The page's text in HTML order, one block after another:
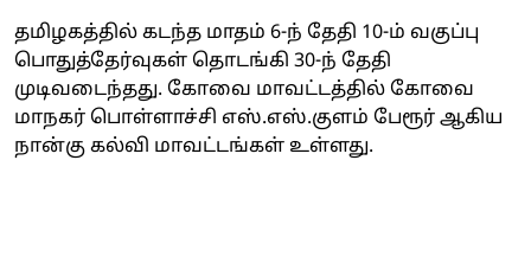
தமிழகத்தில் கடந்த மாதம் 6-ந் தேதி 10-ம் வகுப்பு
பொதுத்தேர்வுகள் தொடங்கி 30-ந் தேதி
முடிவடைந்தது. கோவை மாவட்டத்தில் கோவை
மாநகர் பொள்ளாச்சி எஸ்.எஸ்.குளம் பேரூர் ஆகிய
நான்கு கல்வி மாவட்டங்கள் உள்ளது.